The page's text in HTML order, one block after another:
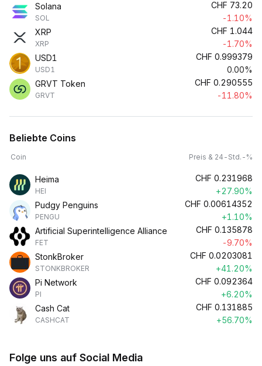
Solana
SOL
CHF 73.20
-1.10%
XRP
XRP
CHF 1.044
-1.70%
USD1
USD1
CHF 0.999379
0.00%
GRVT Token
GRVT
CHF 0.290555
-11.80%
Beliebte Coins
Coin Preis & 24-Std.-%
Heima
HEI
CHF 0.231968
+27.90%
Pudgy Penguins
PENGU
CHF 0.00614352
+1.10%
Artificial Superintelligence Alliance
FET
CHF 0.135878
-9.70%
StonkBroker
STONKBROKER
CHF 0.0203081
+41.20%
Pi Network
PI
CHF 0.092364
+6.20%
Cash Cat
CASHCAT
CHF 0.131885
+56.70%
Folge uns auf Social Media